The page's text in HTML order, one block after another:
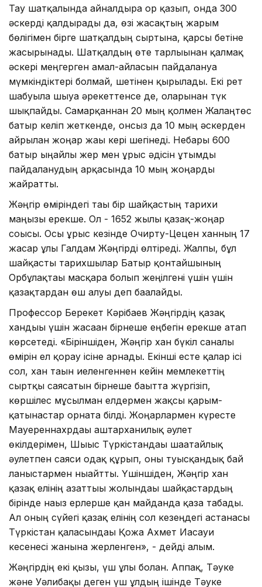
Тау шатқалында айналдыра ор қазып, онда 300
әскерді қалдырады да, өзі жасақтың жарым
бөлігімен бірге шатқалдың сыртына, қарсы бетіне
жасырынады. Шатқалдың өте тарлығынан қалмақ
әскері меңгерген амал-айласын пайдалануға
мүмкіндіктері болмай, шетінен қырылады. Екі рет
шабуылға шығуға әрекеттенсе де, оларынан түк
шықпайды. Самарқаннан 20 мың қолмен Жалаңтөс
батыр келіп жеткенде, онсыз да 10 мың әскерден
айрылған жоңғар жағы кері шегінеді. Небары 600
батыр ыңғайлы жер мен ұрыс әдісін ұтымды
пайдаланудың арқасында 10 мың жоңғарды
жайратты.
Жәңгір өміріндегі тағы бір шайқастың тарихи
маңызы ерекше. Ол - 1652 жылғы қазақ-жоңғар
соғысы. Осы ұрыс кезінде Очирту-Цецен ханның 17
жасар ұлы Галдам Жәңгірді өлтіреді. Жалпы, бұл
шайқасты тарихшылар Батыр қонтайшының
Орбұлақтағы масқара болып жеңілгені үшін үшін
қазақтардан өш алуы деп бағалайды.
Профессор Берекет Кәрібаев Жәңгірдің қазақ
хандығы үшін жасаған бірнеше еңбегін ерекше атап
көрсетеді. «Біріншіден, Жәңгір хан бүкіл саналы
өмірін ел қорғау ісіне арнады. Екінші есте қалар ісі
сол, хан тағын иеленгеннен кейін мемлекеттің
сыртқы саясатын бірнеше бағытта жүргізіп,
көршілес мұсылман елдермен жақсы қарым-
қатынастар орната білді. Жоңғарлармен күресте
Мауереннахрдағы аштарханилық әулет
өкілдерімен, Шығыс Түркістандағы шағатайлық
әулетпен саяси одақ құрып, оны туысқандық бай
ланыстармен нығайтты. Үшіншіден, Жәңгір хан
қазақ елінің азаттығы жолындағы шайқастардың
бірінде нағыз ерлерше қан майданда қаза табады.
Ал оның сүйегі қазақ елінің сол кезеңдегі астанасы
Түркістан қаласындағы Қожа Ахмет Иасауи
кесенесі жанына жерленген», - дейді ғалым.
Жәңгірдің екі қызы, үш ұлы болған. Аппақ, Тәуке
және Уәлибақы деген үш ұлдың ішінде Тәуке